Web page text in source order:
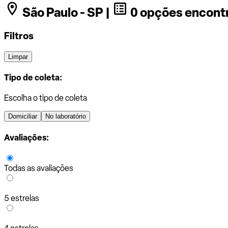
São Paulo - SP |
0 opções
Filtros
Limpar
Tipo de coleta:
Escolha o tipo de coleta
Domiciliar No laboratório
Avaliações:
Todas as avaliações
5 estrelas